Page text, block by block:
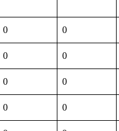
0 0
0 0
0 0
0 0